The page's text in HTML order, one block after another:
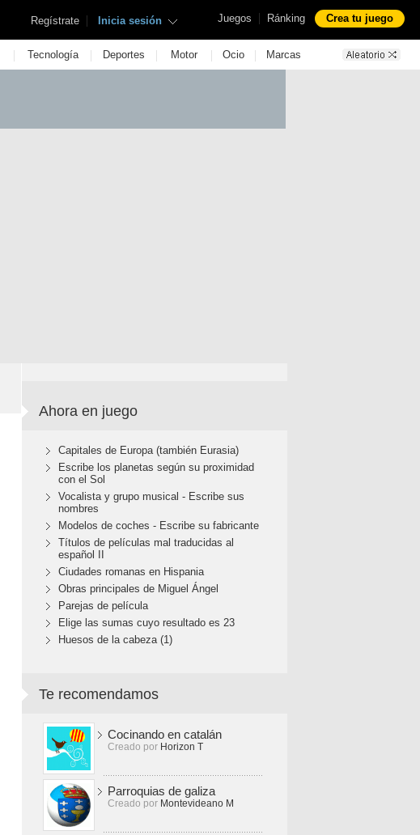
Juegos | Ránking Crea tu juego
Regístrate | Inicia sesión
| Tecnología | Deportes | Motor | Ocio | Marcas
Ahora en juego
Capitales de Europa (también Eurasia)
Escribe los planetas según su proximidad
con el Sol
Vocalista y grupo musical - Escribe sus
nombres
Modelos de coches - Escribe su fabricante
Títulos de películas mal traducidas al
español II
Ciudades romanas en Hispania
Obras principales de Miguel Ángel
Parejas de película
Elige las sumas cuyo resultado es 23
Huesos de la cabeza (1)
Te recomendamos
Cocinando en catalán
Creado por Horizon T
Parroquias de galiza
Creado por Montevideano M